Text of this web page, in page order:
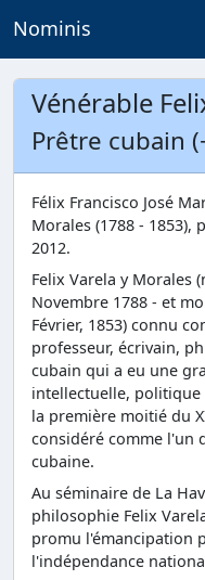
Nominis
Vénérable
Prêtre cubain
Félix Francisco José
Morales (1788 - 1853),
2012.
Felix Varela y Morales
Novembre 1788 - et
Février, 1853) connu
professeur, écrivain,
cubain qui a eu une
intellectuelle, politique
la première moitié du
considéré comme l'un
cubaine.
Au séminaire de La
philosophie Felix
promu l'émancipation
l'indépendance